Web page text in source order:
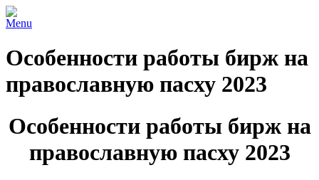
Menu
Особенности работы бирж на
православную пасху 2023
Особенности работы бирж на
православную пасху 2023